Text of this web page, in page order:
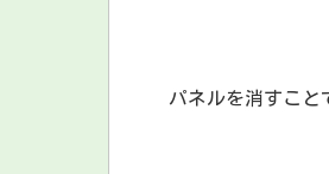
パネルを消すこと